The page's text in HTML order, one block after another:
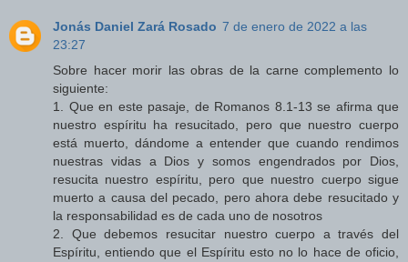
Jonás Daniel Zará Rosado 7 de enero de 2022 a las
23:27
Sobre hacer morir las obras de la carne complemento lo
siguiente:
1. Que en este pasaje, de Romanos 8.1-13 se afirma que
nuestro espíritu ha resucitado, pero que nuestro cuerpo
está muerto, dándome a entender que cuando rendimos
nuestras vidas a Dios y somos engendrados por Dios,
resucita nuestro espíritu, pero que nuestro cuerpo sigue
muerto a causa del pecado, pero ahora debe resucitado y
la responsabilidad es de cada uno de nosotros
2. Que debemos resucitar nuestro cuerpo a través del
Espíritu, entiendo que el Espíritu esto no lo hace de oficio,